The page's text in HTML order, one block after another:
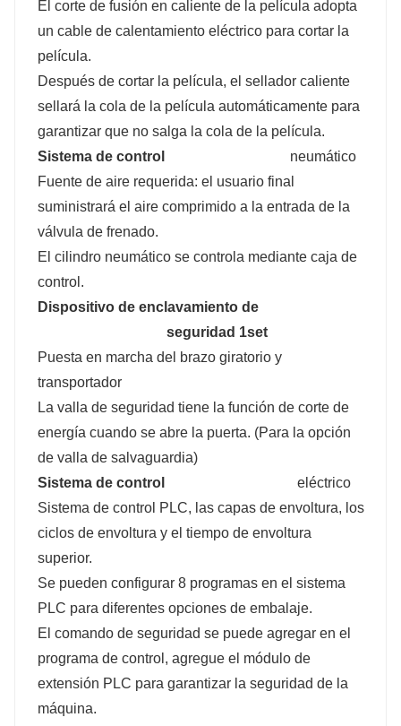
El corte de fusión en caliente de la película adopta
un cable de calentamiento eléctrico para cortar la
película.
Después de cortar la película, el sellador caliente
sellará la cola de la película automáticamente para
garantizar que no salga la cola de la película.
Sistema de control
neumático
Fuente de aire requerida: el usuario final
suministrará el aire comprimido a la entrada de la
válvula de frenado.
El cilindro neumático se controla mediante caja de
control.
Dispositivo de enclavamiento de
seguridad 1set
Puesta en marcha del brazo giratorio y
transportador
La valla de seguridad tiene la función de corte de
energía cuando se abre la puerta. (Para la opción
de valla de salvaguardia)
Sistema de control
eléctrico
Sistema de control PLC, las capas de envoltura, los
ciclos de envoltura y el tiempo de envoltura
superior.
Se pueden configurar 8 programas en el sistema
PLC para diferentes opciones de embalaje.
El comando de seguridad se puede agregar en el
programa de control, agregue el módulo de
extensión PLC para garantizar la seguridad de la
máquina.